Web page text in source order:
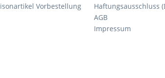
Vorbestellung
Haftungsausschluss
AGB
Impressum